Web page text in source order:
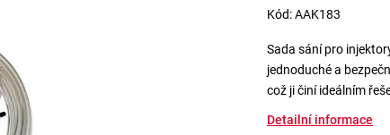
Kód:AAK183
Sada sání pro
jednoduché a
což ji činí ideálním
Detailní informace